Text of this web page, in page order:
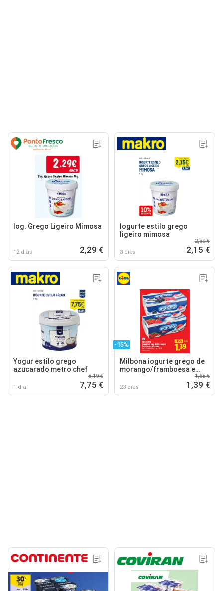
Iog. Grego Ligeiro Mimosa
12 dias 2,29 €
Iogurte estilo grego
ligeiro mimosa
3 dias
2,39 €
2,15 €
Yogur estilo grego
azucarado metro chef
1 dia
8,19 €
7,75 €
-15%
Milbona iogurte grego de
morango/framboesa e
23 dias
1,65 €
1,39 €